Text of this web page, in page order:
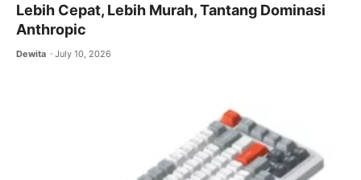
Lebih Cepat, Lebih Murah, Tantang Dominasi
Anthropic
Dewita July 10, 2026